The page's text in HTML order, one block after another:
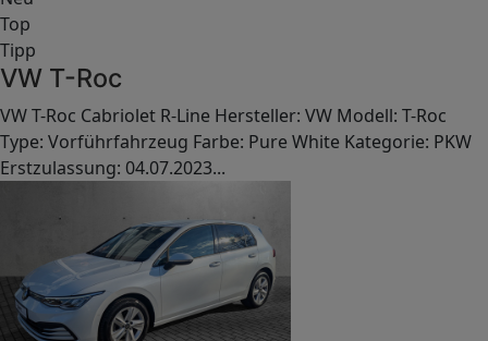
Top
Tipp
VW T-Roc
VW T-Roc Cabriolet R-Line Hersteller: VW Modell: T-Roc
Type: Vorführfahrzeug Farbe: Pure White Kategorie: PKW
Erstzulassung: 04.07.2023...